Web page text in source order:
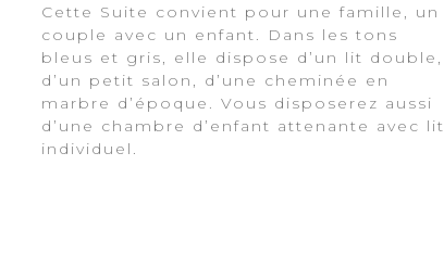
Cette Suite convient pour une famille, un
couple avec un enfant. Dans les tons
bleus et gris, elle dispose d’un lit double,
d’un petit salon, d’une cheminée en
marbre d’époque. Vous disposerez aussi
d’une chambre d’enfant attenante avec lit
individuel.